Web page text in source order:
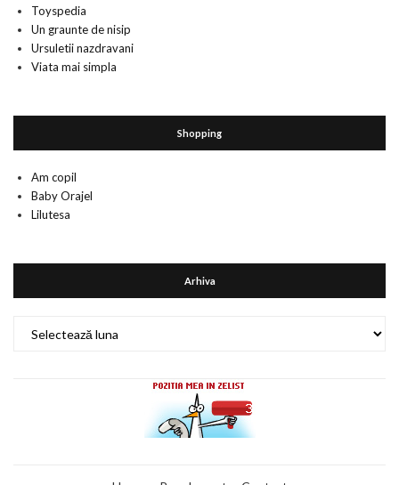
Toyspedia
Un graunte de nisip
Ursuletii nazdravani
Viata mai simpla
Shopping
Am copil
Baby Orajel
Lilutesa
Arhiva